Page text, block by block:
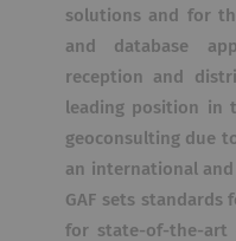
solutions and for
and database
reception and
leading position in
geoconsulting due
an international
GAF sets
for state-of-the-art